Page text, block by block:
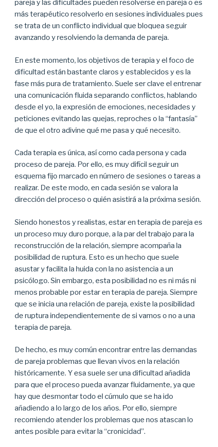
pareja y las dificultades pueden resolverse en pareja o es
más terapéutico resolverlo en sesiones individuales pues
se trata de un conflicto individual que bloquea seguir
avanzando y resolviendo la demanda de pareja.
En este momento, los objetivos de terapia y el foco de
dificultad están bastante claros y establecidos y es la
fase más pura de tratamiento. Suele ser clave el entrenar
una comunicación fluida separando conflictos, hablando
desde el yo, la expresión de emociones, necesidades y
peticiones evitando las quejas, reproches o la “fantasía”
de que el otro adivine qué me pasa y qué necesito.
Cada terapia es única, así como cada persona y cada
proceso de pareja. Por ello, es muy difícil seguir un
esquema fijo marcado en número de sesiones o tareas a
realizar. De este modo, en cada sesión se valora la
dirección del proceso o quién asistirá a la próxima sesión.
Siendo honestos y realistas, estar en terapia de pareja es
un proceso muy duro porque, a la par del trabajo para la
reconstrucción de la relación, siempre acompaña la
posibilidad de ruptura. Esto es un hecho que suele
asustar y facilita la huida con la no asistencia a un
psicólogo. Sin embargo, esta posibilidad no es ni más ni
menos probable por estar en terapia de pareja. Siempre
que se inicia una relación de pareja, existe la posibilidad
de ruptura independientemente de si vamos o no a una
terapia de pareja.
De hecho, es muy común encontrar entre las demandas
de pareja problemas que llevan vivos en la relación
históricamente. Y esa suele ser una dificultad añadida
para que el proceso pueda avanzar fluidamente, ya que
hay que desmontar todo el cúmulo que se ha ido
añadiendo a lo largo de los años. Por ello, siempre
recomiendo atender los problemas que nos atascan lo
antes posible para evitar la “cronicidad”.